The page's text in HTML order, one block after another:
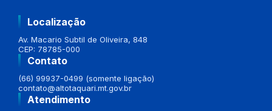
Localização
Av. Macario Subtil de Oliveira, 848
CEP: 78785-000
Contato
(66) 99937-0499 (somente ligação)
contato@altotaquari.mt.gov.br
Atendimento